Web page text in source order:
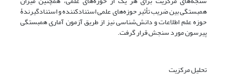
همبستگی بین ضریب تأثیر حوزه‌های علمی استنادکننده و استنادگیرندۀ
حوزه علم اطلاعات و دانش‌شناسی نیز از ‌طریق آزمون آماری همبستگی
پیرسون مورد سنجش قرار گرفت.
تحلیل مرکزیت